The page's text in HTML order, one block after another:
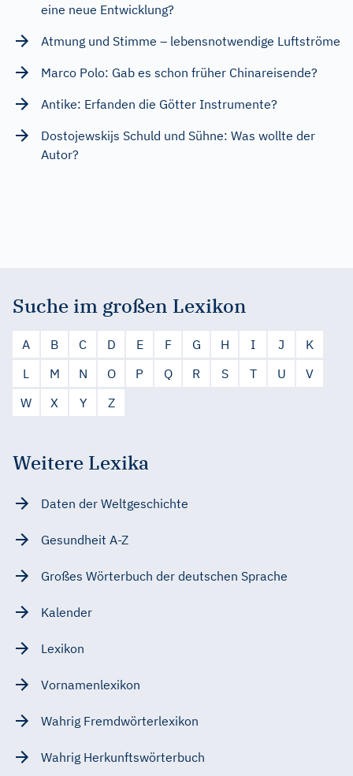
eine neue Entwicklung?
Atmung und Stimme – lebensnotwendige Luftströme
Marco Polo: Gab es schon früher Chinareisende?
Antike: Erfanden die Götter Instrumente?
Dostojewskijs Schuld und Sühne: Was wollte der
Autor?
Suche im großen Lexikon
A B C D E F G H I J
K
L
M N O P Q R S T U
V
W
X Y Z
Weitere Lexika
Daten der Weltgeschichte
Gesundheit A-Z
Großes Wörterbuch der deutschen Sprache
Kalender
Lexikon
Vornamenlexikon
Wahrig Fremdwörterlexikon
Wahrig Herkunftswörterbuch